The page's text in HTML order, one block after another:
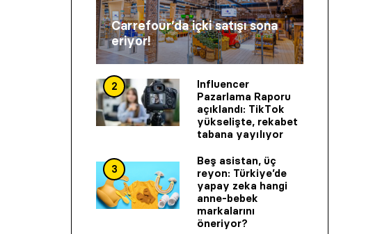
Carrefour’da içki satışı sona
eriyor!
2
Influencer
Pazarlama Raporu
açıklandı: TikTok
yükselişte, rekabet
tabana yayılıyor
3
Beş asistan, üç
reyon: Türkiye’de
yapay zeka hangi
anne-bebek
markalarını
öneriyor?